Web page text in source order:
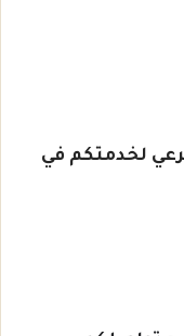
لخدمتكم في